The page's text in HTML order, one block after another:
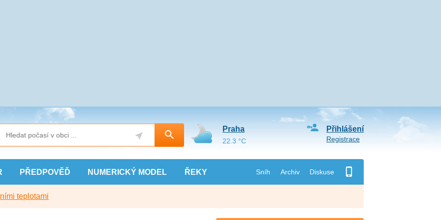
PŘEDPOVĚĎ NUMERICKÝ MODEL ŘEKY Sníh Archiv Diskuse
Přihlášení
Registrace
Praha
22.3 °C
teplotami